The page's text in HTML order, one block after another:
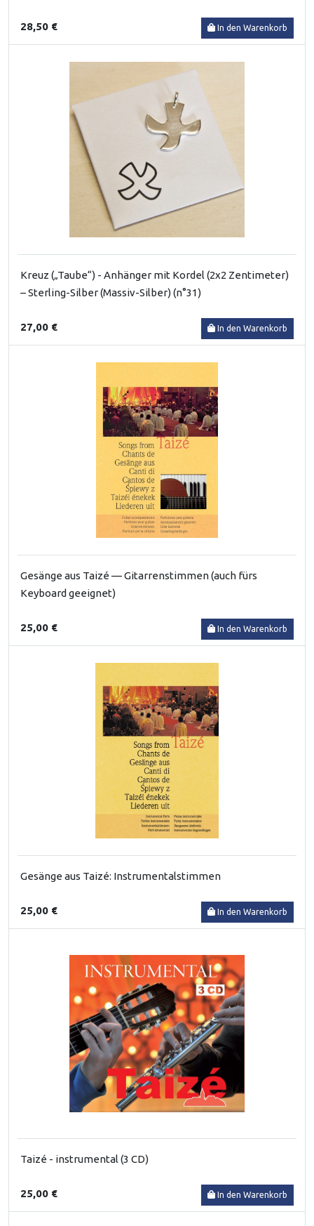
28,50 € In den Warenkorb
Kreuz („Taube“) - Anhänger mit Kordel (2x2 Zentimeter)
– Sterling-Silber (Massiv-Silber) (n°31)
27,00 € In den Warenkorb
Gesänge aus Taizé — Gitarrenstimmen (auch fürs
Keyboard geeignet)
25,00 € In den Warenkorb
Gesänge aus Taizé: Instrumentalstimmen
25,00 € In den Warenkorb
Taizé - instrumental (3 CD)
25,00 € In den Warenkorb